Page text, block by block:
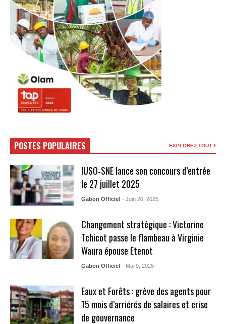
POSTES POPULAIRES EXPLOREZ TOUT
IUSO‑SNE lance son concours d’entrée
le 27 juillet 2025
Gabon Officiel - Juin 20, 2025
Changement stratégique : Victorine
Tchicot passe le flambeau à Virginie
Waura épouse Etenot
Gabon Officiel - Mai 9, 2025
Eaux et Forêts : grève des agents pour
15 mois d’arriérés de salaires et crise
de gouvernance